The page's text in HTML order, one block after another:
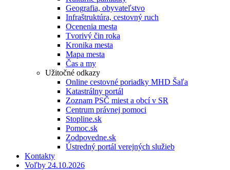
Geografia, obyvateľstvo
Infraštruktúra, cestovný ruch
Ocenenia mesta
Tvorivý čin roka
Kronika mesta
Mapa mesta
Čas a my
Užitočné odkazy
Online cestovné poriadky MHD Šaľa
Katastrálny portál
Zoznam PSČ miest a obcí v SR
Centrum právnej pomoci
Stopline.sk
Pomoc.sk
Zodpovedne.sk
Ústredný portál verejných služieb
Kontakty
Voľby 24.10.2026